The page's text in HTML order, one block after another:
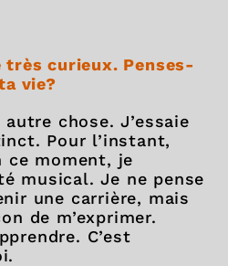
très curieux. Penses-
vie?
chose. J’essaie
Pour l’instant,
ce moment, je
musical. Je ne pense
une carrière, mais
de m’exprimer.
C’est